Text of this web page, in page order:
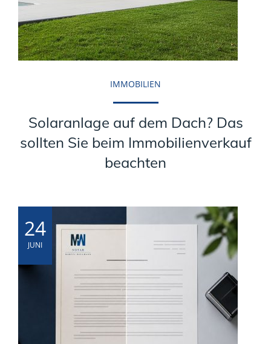
IMMOBILIEN
Solaranlage auf dem Dach? Das
sollten Sie beim Immobilienverkauf
beachten
24
JUNI